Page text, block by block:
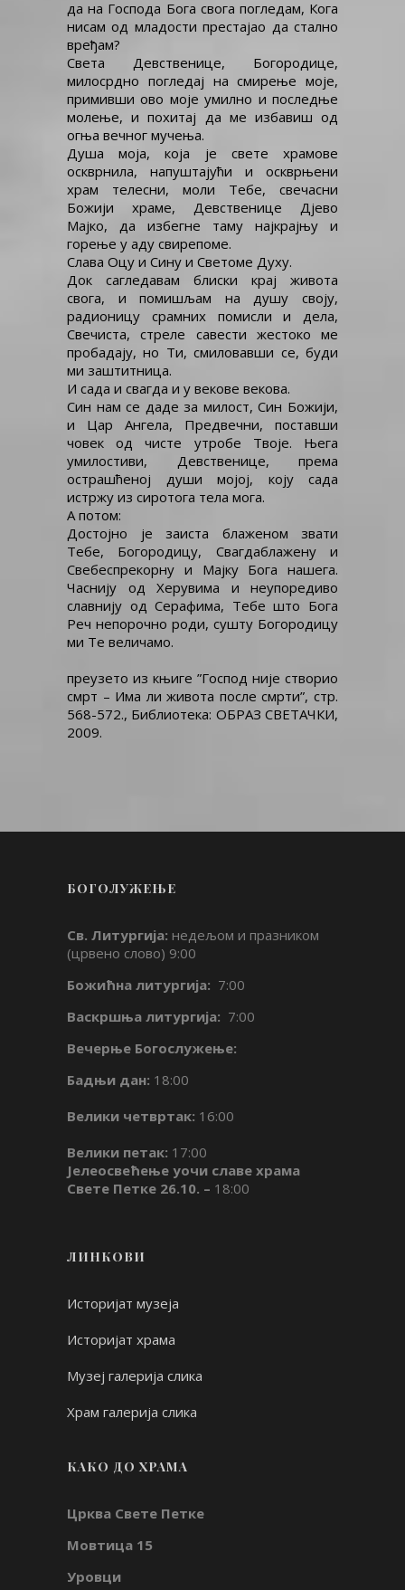
да на Господа Бога свога погледам, Кога
нисам од младости престајао да стално
вређам?
Света Девственице, Богородице,
милосрдно погледај на смирење моје,
примивши ово моје умилно и последње
молење, и похитај да ме избавиш од
огња вечног мучења.
Душа моја, која је свете храмове
оскврнила, напуштајући и оскврњени
храм телесни, моли Тебе, свечасни
Божији храме, Девственице Дјево
Мајко, да избегне таму најкрајњу и
горење у аду свирепоме.
Слава Оцу и Сину и Светоме Духу.
Док сагледавам блиски крај живота
свога, и помишљам на душу своју,
радионицу срамних помисли и дела,
Свечиста, стреле савести жестоко ме
пробадају, но Ти, смиловавши се, буди
ми заштитница.
И сада и свагда и у векове векова.
Син нам се даде за милост, Син Божији,
и Цар Ангела, Предвечни, поставши
човек од чисте утробе Твоје. Њега
умилостиви, Девственице, према
острашћеној души мојој, коју сада
истржу из сиротога тела мога.
А потом:
Достојно је заиста блаженом звати
Тебе, Богородицу, Свагдаблажену и
Свебеспрекорну и Мајку Бога нашега.
Часнију од Херувима и неупоредиво
славнију од Серафима, Тебе што Бога
Реч непорочно роди, сушту Богородицу
ми Те величамо.
преузето из књиге ”Господ није створио
смрт – Има ли живота после смрти”, стр.
568-572., Библиотека: ОБРАЗ СВЕТАЧКИ,
2009.
БОГОЛУЖЕЊЕ
Св. Литургија: недељом и празником
(црвено слово) 9:00
Божићна литургија: 7:00
Васкршња литургија: 7:00
Вечерње Богослужење:
Бадњи дан: 18:00
Велики четвртак: 16:00
Велики петак: 17:00
Јелеосвећење уочи славе храма
Свете Петке 26.10. – 18:00
ЛИНКОВИ
Историјат музеја
Историјат храма
Музеј галерија слика
Храм галерија слика
КАКО ДО ХРАМА
Црква Свете Петке
Мовтица 15
Уровци